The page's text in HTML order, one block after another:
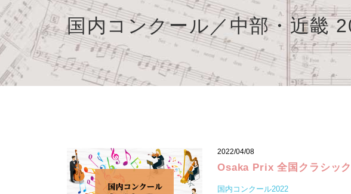
国内コンクール／中部・近畿
2022/04/08
Osaka Prix 全国クラシッ
国内コンクール2022